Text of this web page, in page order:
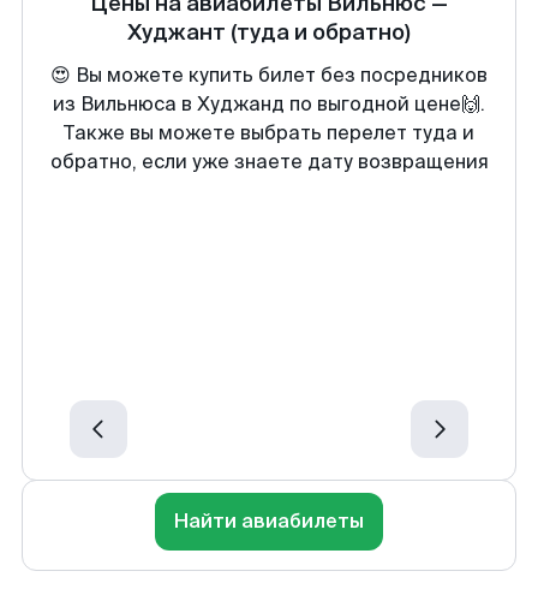
Худжант (туда и обратно)
😍 Вы можете купить билет без посредников
из Вильнюса в Худжанд по выгодной цене🙌.
Также вы можете выбрать перелет туда и
обратно, если уже знаете дату возвращения
Найти авиабилеты